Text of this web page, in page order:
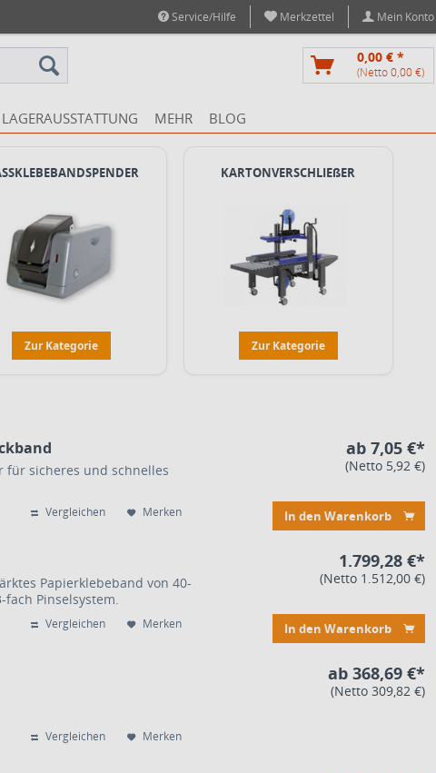
Service/Hilfe Merkzettel Mein Konto
0,00 € *
(Netto 0,00 €)
LAGERAUSSTATTUNG MEHR
BLOG
Zur Kategorie
KARTONVERSCHLIEßER
Zur Kategorie
für sicheres und schnelles
Vergleichen Merken
ab 7,05 €*
(Netto 5,92 €)
In den Warenkorb
Papierklebeband von 40-
Pinselsystem.
Vergleichen Merken
1.799,28 €*
(Netto 1.512,00 €)
In den Warenkorb
Vergleichen Merken
ab 368,69 €*
(Netto 309,82 €)